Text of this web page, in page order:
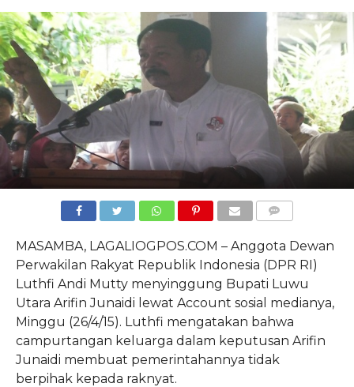
MASAMBA, LAGALIOGPOS.COM – Anggota Dewan
Perwakilan Rakyat Republik Indonesia (DPR RI)
Luthfi Andi Mutty menyinggung Bupati Luwu
Utara Arifin Junaidi lewat Account sosial medianya,
Minggu (26/4/15). Luthfi mengatakan bahwa
campurtangan keluarga dalam keputusan Arifin
Junaidi membuat pemerintahannya tidak
berpihak kepada raknyat.